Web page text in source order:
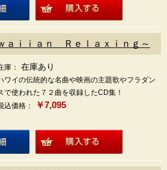
ａｉｉａｎ Ｒｅｌａｘｉｎｇ～
庫： 在庫あり
ワイの伝統的な名曲や映画の主題歌やフラダン
で使われた７２曲を収録したCD集！
込価格：
￥7,095